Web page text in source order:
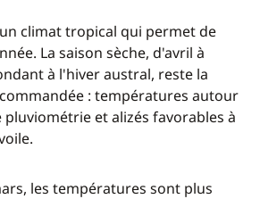
climat tropical qui permet de
La saison sèche, d'avril à
à l'hiver austral, reste la
: températures autour
pluviométrie et alizés favorables à
les températures sont plus